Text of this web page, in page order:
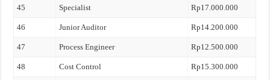
45 Specialist Rp17.000.000
46 Junior Auditor Rp14.200.000
47 Process Engineer Rp12.500.000
48 Cost Control Rp15.300.000